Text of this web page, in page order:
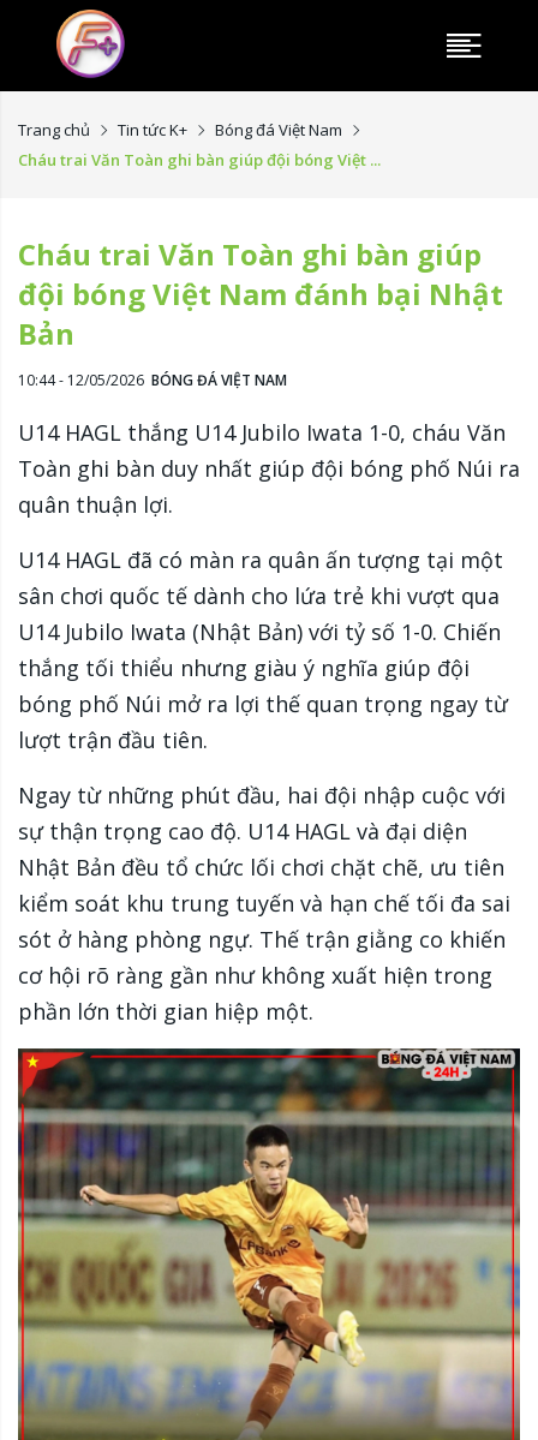
Trang chủ Tin tức K+
Bóng đá Việt Nam
Cháu trai Văn Toàn ghi bàn giúp đội bóng Việt ...
Cháu trai Văn Toàn ghi bàn giúp
đội bóng Việt Nam đánh bại Nhật
Bản
10:44 - 12/05/2026 BÓNG ĐÁ VIỆT NAM
U14 HAGL thắng U14 Jubilo Iwata 1-0, cháu Văn
Toàn ghi bàn duy nhất giúp đội bóng phố Núi ra
quân thuận lợi.
U14 HAGL đã có màn ra quân ấn tượng tại một
sân chơi quốc tế dành cho lứa trẻ khi vượt qua
U14 Jubilo Iwata (Nhật Bản) với tỷ số 1-0. Chiến
thắng tối thiểu nhưng giàu ý nghĩa giúp đội
bóng phố Núi mở ra lợi thế quan trọng ngay từ
lượt trận đầu tiên.
Ngay từ những phút đầu, hai đội nhập cuộc với
sự thận trọng cao độ. U14 HAGL và đại diện
Nhật Bản đều tổ chức lối chơi chặt chẽ, ưu tiên
kiểm soát khu trung tuyến và hạn chế tối đa sai
sót ở hàng phòng ngự. Thế trận giằng co khiến
cơ hội rõ ràng gần như không xuất hiện trong
phần lớn thời gian hiệp một.